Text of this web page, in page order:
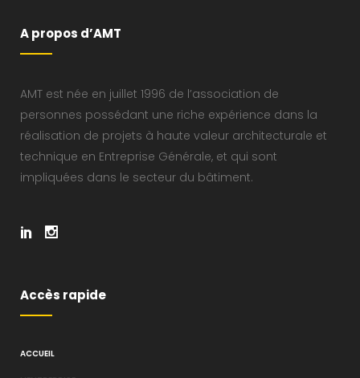
A propos d’AMT
AMT est née en juillet 1996 de l’association de
personnes possédant une riche expérience dans la
réalisation de projets à haute valeur architecturale et
technique en Entreprise Générale, et qui sont
impliquées dans le secteur du bâtiment.
Accès rapide
ACCUEIL